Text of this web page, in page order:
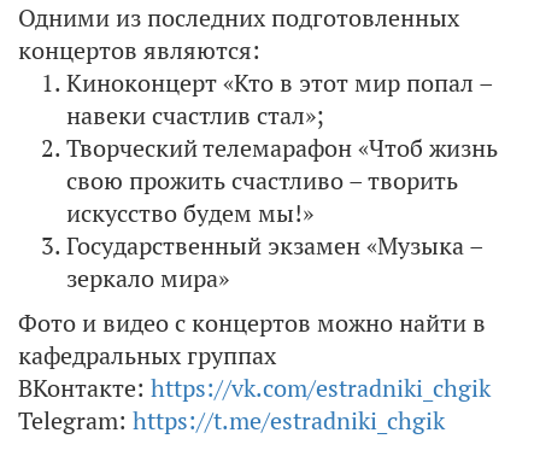
Одними из последних подготовленных
концертов являются:
Киноконцерт «Кто в этот мир попал –
навеки счастлив стал»;
Творческий телемарафон «Чтоб жизнь
свою прожить счастливо – творить
искусство будем мы!»
Государственный экзамен «Музыка –
зеркало мира»
Фото и видео с концертов можно найти в
кафедральных группах
ВКонтакте: https://vk.com/estradniki_chgik
Telegram: https://t.me/estradniki_chgik